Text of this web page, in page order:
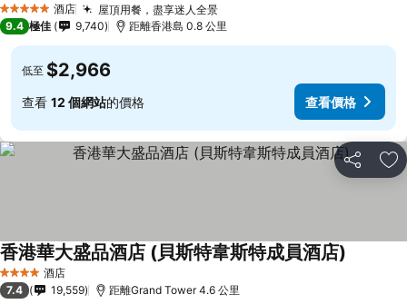
5 星級 酒店 屋頂用餐，盡享迷人全景
9.4 極佳 9,740 距離香港島 0.8 公里
低至 $2,966
查看 12 個網站的價格 查看價格
分享 放
4 星級 酒店
香港華大盛品酒店 (貝斯特韋斯特成員酒店)
7.4 19,559 距離Grand Tower 4.6 公里